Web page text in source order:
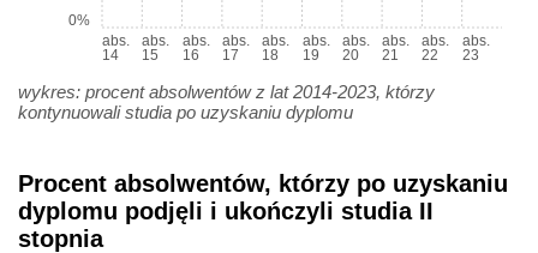
abs.
14
abs.
15
abs.
16
abs.
17
abs.
18
abs.
19
abs.
20
abs.
21
abs.
22
abs.
23
0%
wykres: procent absolwentów z lat 2014-2023, którzy
kontynuowali studia po uzyskaniu dyplomu
Procent absolwentów, którzy po uzyskaniu
dyplomu podjęli i ukończyli studia II
stopnia